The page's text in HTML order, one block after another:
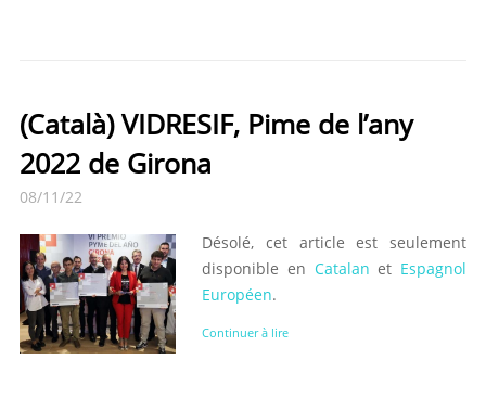
(Català) VIDRESIF, Pime de l’any
2022 de Girona
08/11/22
Désolé, cet article est seulement
disponible en Catalan et Espagnol
Européen.
Continuer à lire